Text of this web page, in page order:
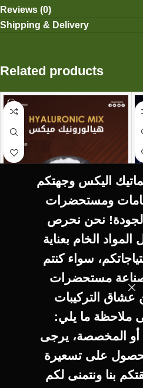
اليكس وجهتكم
خامات ومستحضرات
الجودة! نحن نحرص
الخام بعناية
سواء كنتم
مستحضرات
عشاق التركيبات
ملاحظة ما يلي:
أو المخصصة، يرجى
على تسعيرة
بنا ونتمنى لكم
Reviews (0)
Shipping & Delivery
Related products
SELECT OPTIONS
hyaluronic mix
hyaluronic group
EGP
32.000EGP